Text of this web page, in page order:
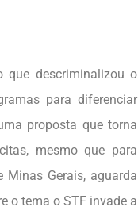
que descriminalizou o
para diferenciar
proposta que torna
mesmo que para
Minas Gerais, aguarda
o tema o STF invade a